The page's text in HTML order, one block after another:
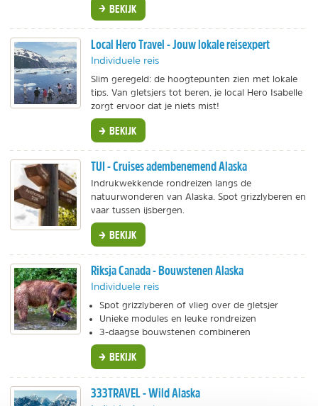
BEKIJK
Local Hero Travel - Jouw lokale reisexpert
Individuele reis
Slim geregeld: de hoogtepunten zien met lokale
tips. Van gletsjers tot beren, je local Hero Isabelle
zorgt ervoor dat je niets mist!
BEKIJK
TUI - Cruises adembenemend Alaska
Indrukwekkende rondreizen langs de
natuurwonderen van Alaska. Spot grizzlyberen en
vaar tussen ijsbergen.
BEKIJK
Riksja Canada - Bouwstenen Alaska
Individuele reis
Spot grizzlyberen of vlieg over de gletsjer
Unieke modules en leuke rondreizen
3-daagse bouwstenen combineren
BEKIJK
333TRAVEL - Wild Alaska